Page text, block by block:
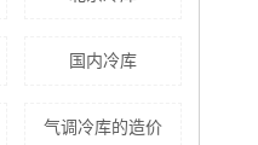
国内冷库
气调冷库的造价